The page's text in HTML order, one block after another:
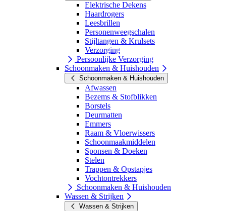
Elektrische Dekens
Haardrogers
Leesbrillen
Personenweegschalen
Stijltangen & Krulsets
Verzorging
Persoonlijke Verzorging
Schoonmaken & Huishouden
Schoonmaken & Huishouden
Afwassen
Bezems & Stofblikken
Borstels
Deurmatten
Emmers
Raam & Vloerwissers
Schoonmaakmiddelen
Sponsen & Doeken
Stelen
Trappen & Opstapjes
Vochtontrekkers
Schoonmaken & Huishouden
Wassen & Strijken
Wassen & Strijken